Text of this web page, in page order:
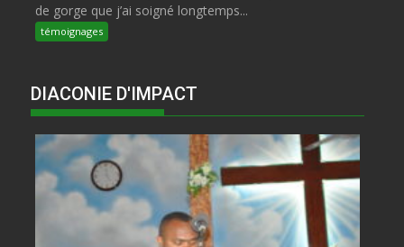
de gorge que j’ai soigné longtemps...
témoignages
DIACONIE D'IMPACT